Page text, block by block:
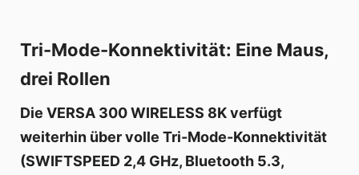
Tri-Mode-Konnektivität: Eine Maus,
drei Rollen
Die VERSA 300 WIRELESS 8K verfügt
weiterhin über volle Tri-Mode-Konnektivität
(SWIFTSPEED 2,4 GHz, Bluetooth 5.3,